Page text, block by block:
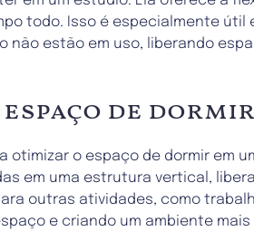
todo. Isso é especialmente
estão em uso, liberando
de dormir
o espaço de dormir em
em uma estrutura vertical,
outras atividades, como
e criando um ambiente